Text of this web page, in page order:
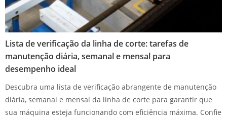
Lista de verificação da linha de corte: tarefas de
manutenção diária, semanal e mensal para
desempenho ideal
Descubra uma lista de verificação abrangente de manutenção
diária, semanal e mensal da linha de corte para garantir que
sua máquina esteja funcionando com eficiência máxima. Confie